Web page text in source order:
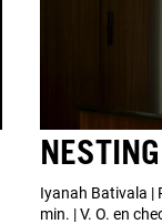
NESTING
Iyanah Bativala |
min. | V. O. en